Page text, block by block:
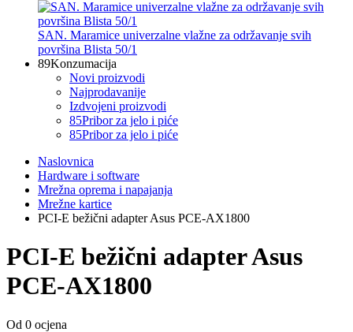
SAN. Maramice univerzalne vlažne za održavanje svih
površina Blista 50/1
89Konzumacija
Novi proizvodi
Najprodavanije
Izdvojeni proizvodi
85Pribor za jelo i piće
85Pribor za jelo i piće
Naslovnica
Hardware i software
Mrežna oprema i napajanja
Mrežne kartice
PCI-E bežični adapter Asus PCE-AX1800
PCI-E bežični adapter Asus
PCE-AX1800
Od 0 ocjena